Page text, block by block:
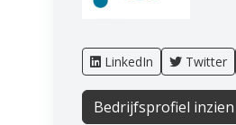
LinkedIn Twitter
Bedrijfsprofiel inzien